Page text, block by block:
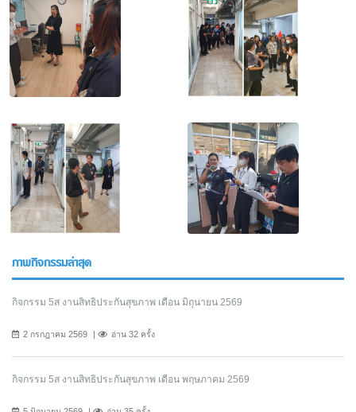
ภาพกิจกรรมล่าสุด
กิจกรรม 5ส งานสิทธิประกันสุขภาพ เดือน มิถุนายน 2569
2 กรกฎาคม 2569 อ่าน 32 ครั้ง
กิจกรรม 5ส งานสิทธิประกันสุขภาพ เดือน พฤษภาคม 2569